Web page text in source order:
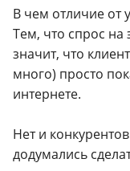
В чем отличие от
Тем, что спрос на
значит, что
много) просто
интернете.
Нет и
додумались